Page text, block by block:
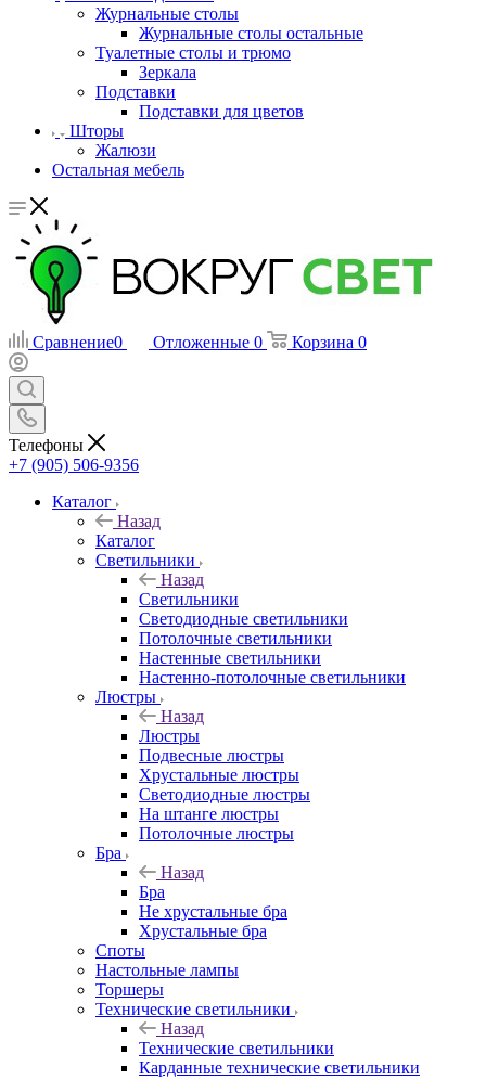
Журнальные столы
Журнальные столы остальные
Туалетные столы и трюмо
Зеркала
Подставки
Подставки для цветов
Шторы
Жалюзи
Остальная мебель
Сравнение0 Отложенные 0 Корзина 0
Телефоны
+7 (905) 506-9356
Каталог
Назад
Каталог
Светильники
Назад
Светильники
Светодиодные светильники
Потолочные светильники
Настенные светильники
Настенно-потолочные светильники
Люстры
Назад
Люстры
Подвесные люстры
Хрустальные люстры
Светодиодные люстры
На штанге люстры
Потолочные люстры
Бра
Назад
Бра
Не хрустальные бра
Хрустальные бра
Споты
Настольные лампы
Торшеры
Технические светильники
Назад
Технические светильники
Карданные технические светильники